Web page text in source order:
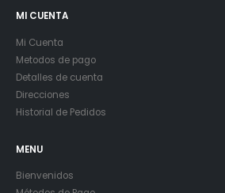
MI CUENTA
Mi Cuenta
Metodos de pago
Detalles de cuenta
Direcciones
Historial de Pedidos
MENU
Bienvenidos